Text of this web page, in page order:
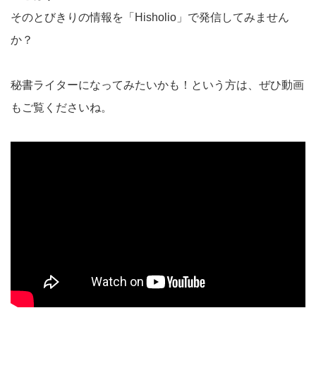
そのとびきりの情報を「Hisholio」で発信してみません
か？
秘書ライターになってみたいかも！という方は、ぜひ動画
もご覧くださいね。